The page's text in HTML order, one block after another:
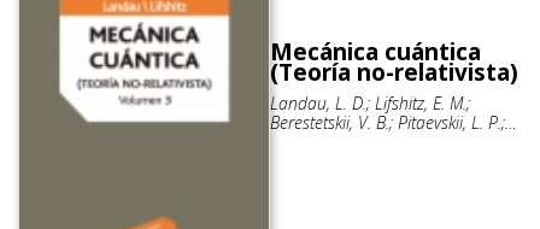
Mecánica cuántica
(Teoría no-relativista)
Landau, L. D.; Lifshitz, E. M.;
Berestetskii, V. B.; Pitaevskii, L. P.;